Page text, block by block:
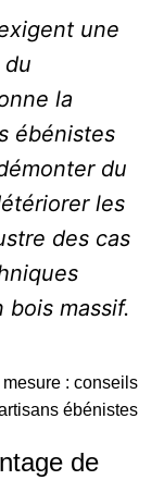
une
la
ébénistes
du
les
des cas
massif.
: conseils
ébénistes
de